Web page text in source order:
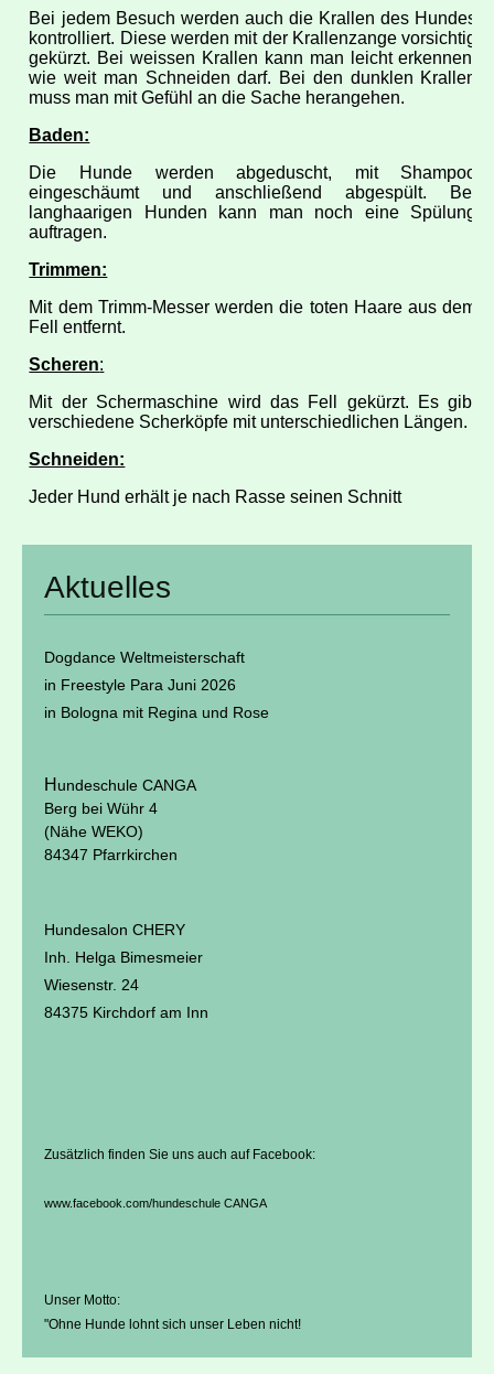
Bei jedem Besuch werden auch die Krallen des Hundes
kontrolliert. Diese werden mit der Krallenzange vorsichtig
gekürzt. Bei weissen Krallen kann man leicht erkennen,
wie weit man Schneiden darf. Bei den dunklen Krallen
muss man mit Gefühl an die Sache herangehen.
Baden:
Die Hunde werden abgeduscht, mit Shampoo
eingeschäumt und anschließend abgespült. Bei
langhaarigen Hunden kann man noch eine Spülung
auftragen.
Trimmen:
Mit dem Trimm-Messer werden die toten Haare aus dem
Fell entfernt.
Scheren:
Mit der Schermaschine wird das Fell gekürzt. Es gibt
verschiedene Scherköpfe mit unterschiedlichen Längen.
Schneiden:
Jeder Hund erhält je nach Rasse seinen Schnitt
Aktuelles
Dogdance Weltmeisterschaft
in Freestyle Para Juni 2026
in Bologna mit Regina und Rose
H undeschule CANGA
Berg bei Wühr 4
(Nähe WEKO)
84347 Pfarrkirchen
Hundesalon CHERY
Inh. Helga Bimesmeier
Wiesenstr. 24
84375 Kirchdorf am Inn
Zusätzlich finden Sie uns auch auf Facebook:
www.facebook.com/hundeschule CANGA
Unser Motto:
"Ohne Hunde lohnt sich unser Leben nicht!